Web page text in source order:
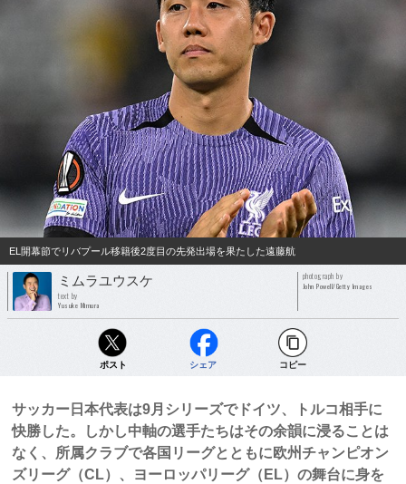
EL開幕節でリバプール移籍後2度目の先発出場を果たした遠藤航
ミムラユウスケ
text by
Yusuke Mimura
photograph by
John Powell/Getty Images
ポスト シェア コピー
サッカー日本代表は9月シリーズでドイツ、トルコ相手に
快勝した。しかし中軸の選手たちはその余韻に浸ることは
なく、所属クラブで各国リーグとともに欧州チャンピオン
ズリーグ（CL）、ヨーロッパリーグ（EL）の舞台に身を